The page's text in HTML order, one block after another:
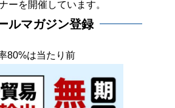
ーを開催しています。
ルマガジン登録
80%は当たり前